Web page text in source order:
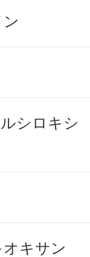
ア
シロキシ
キサン